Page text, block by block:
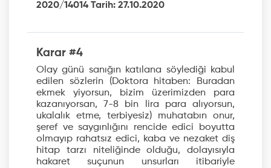
2020/14014 Tarih: 27.10.2020
Karar #4
Olay günü sanığın katılana söylediği kabul
edilen sözlerin (Doktora hitaben: Buradan
ekmek yiyorsun, bizim üzerimizden para
kazanıyorsan, 7-8 bin lira para alıyorsun,
ukalalık etme, terbiyesiz) muhatabın onur,
şeref ve saygınlığını rencide edici boyutta
olmayıp rahatsız edici, kaba ve nezaket diş
hitap tarzı niteliğinde olduğu, dolayısıyla
hakaret suçunun unsurları itibariyle